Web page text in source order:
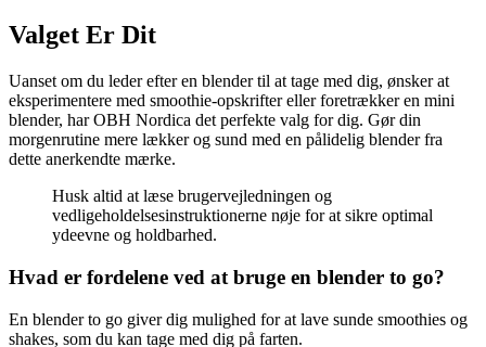
Valget Er Dit
Uanset om du leder efter en blender til at tage med dig, ønsker at
eksperimentere med smoothie-opskrifter eller foretrækker en mini
blender, har OBH Nordica det perfekte valg for dig. Gør din
morgenrutine mere lækker og sund med en pålidelig blender fra
dette anerkendte mærke.
Husk altid at læse brugervejledningen og
vedligeholdelsesinstruktionerne nøje for at sikre optimal
ydeevne og holdbarhed.
Hvad er fordelene ved at bruge en blender to go?
En blender to go giver dig mulighed for at lave sunde smoothies og
shakes, som du kan tage med dig på farten.